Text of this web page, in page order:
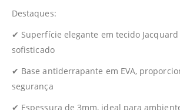
Destaques:
✔ Superfície elegante em tecido
sofisticado
✔ Base antiderrapante em EVA,
segurança
✔ Espessura de 3mm, ideal para